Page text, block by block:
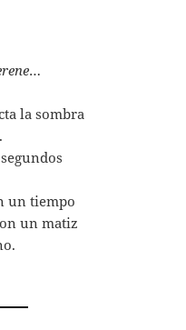
…
la sombra
un tiempo
un matiz